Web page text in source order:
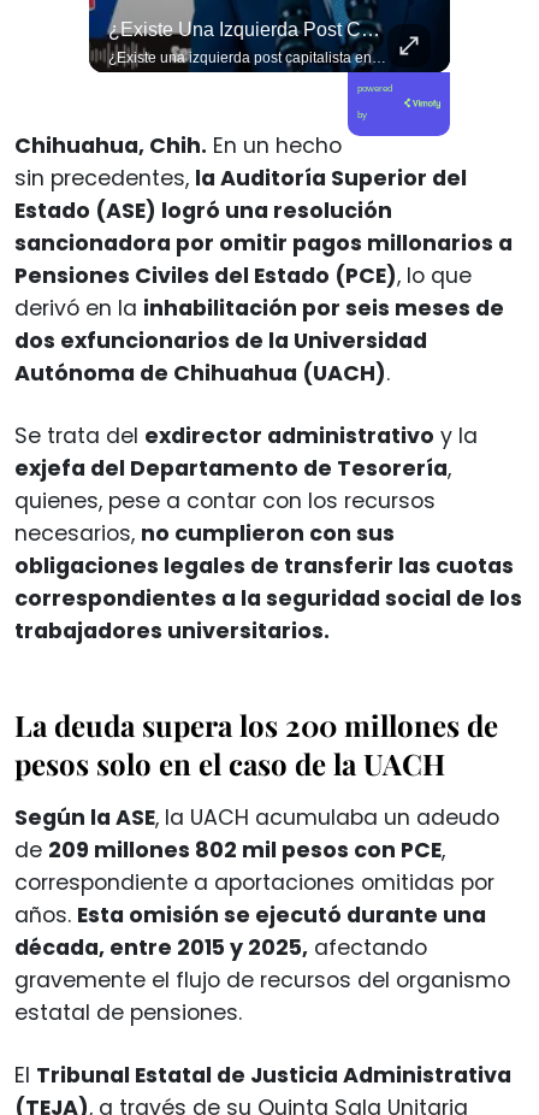
¿Existe Una Izquierda Post Capitalista En Chile?
¿Existe una izquierda post capitalista en Chile? 🤔 Esta semana tuvimos panelazo en Gobierno de Emergencia con @giordanociudadano @jpsanhuezatortella y @naticastilloabogada 🔥
powered
by
Chihuahua, Chih. En un hecho
sin precedentes, la Auditoría Superior del
Estado (ASE) logró una resolución
sancionadora por omitir pagos millonarios a
Pensiones Civiles del Estado (PCE), lo que
derivó en la inhabilitación por seis meses de
dos exfuncionarios de la Universidad
Autónoma de Chihuahua (UACH).
Se trata del exdirector administrativo y la
exjefa del Departamento de Tesorería,
quienes, pese a contar con los recursos
necesarios, no cumplieron con sus
obligaciones legales de transferir las cuotas
correspondientes a la seguridad social de los
trabajadores universitarios.
La deuda supera los 200 millones de
pesos solo en el caso de la UACH
Según la ASE, la UACH acumulaba un adeudo
de 209 millones 802 mil pesos con PCE,
correspondiente a aportaciones omitidas por
años. Esta omisión se ejecutó durante una
década, entre 2015 y 2025, afectando
gravemente el flujo de recursos del organismo
estatal de pensiones.
El Tribunal Estatal de Justicia Administrativa
(TEJA), a través de su Quinta Sala Unitaria